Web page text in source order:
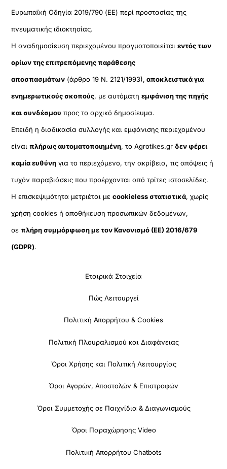
Ευρωπαϊκή Οδηγία 2019/790 (ΕΕ) περί προστασίας της
πνευματικής ιδιοκτησίας.
Η αναδημοσίευση περιεχομένου πραγματοποιείταιεντός των
ορίων της επιτρεπόμενης παράθεσης
αποσπασμάτων (άρθρο 19 Ν. 2121/1993), αποκλειστικά για
ενημερωτικούς σκοπούς, με αυτόματηεμφάνιση της πηγής
και συνδέσμου προς το αρχικό δημοσίευμα.
Επειδή η διαδικασία συλλογής και εμφάνισης περιεχομένου
είναιπλήρως αυτοματοποιημένη, το Agrotikes.gr δεν φέρει
καμία ευθύνη για το περιεχόμενο, την ακρίβεια, τις απόψεις ή
τυχόν παραβιάσεις που προέρχονται από τρίτες ιστοσελίδες.
Η επισκεψιμότητα μετριέται μεcookieless στατιστικά, χωρίς
χρήση cookies ή αποθήκευση προσωπικών δεδομένων,
σεπλήρη συμμόρφωση με τον Κανονισμό (ΕΕ) 2016/679
(GDPR).
Εταιρικά Στοιχεία
Πώς Λειτουργεί
Πολιτική Απορρήτου & Cookies
Πολιτική Πλουραλισμού και Διαφάνειας
Όροι Χρήσης και Πολιτική Λειτουργίας
Όροι Αγορών, Αποστολών & Επιστροφών
Όροι Συμμετοχής σε Παιχνίδια & Διαγωνισμούς
Όροι Παραχώρησης Video
Πολιτική Απορρήτου Chatbots